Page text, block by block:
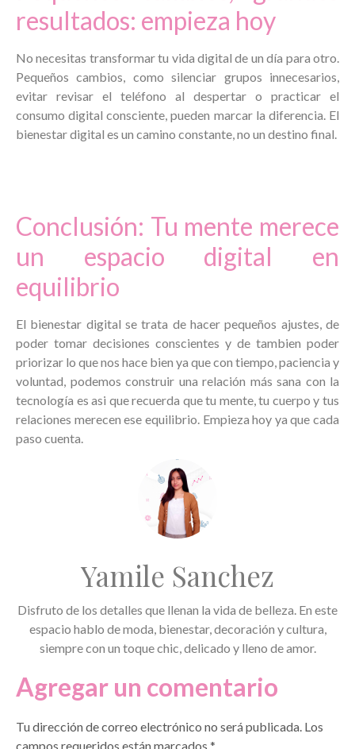
resultados: empieza hoy
No necesitas transformar tu vida digital de un día para otro.
Pequeños cambios, como silenciar grupos innecesarios,
evitar revisar el teléfono al despertar o practicar el
consumo digital consciente, pueden marcar la diferencia. El
bienestar digital es un camino constante, no un destino final.
Conclusión: Tu mente merece
un espacio digital en
equilibrio
El bienestar digital se trata de hacer pequeños ajustes, de
poder tomar decisiones conscientes y de tambien poder
priorizar lo que nos hace bien ya que con tiempo, paciencia y
voluntad, podemos construir una relación más sana con la
tecnología es asi que recuerda que tu mente, tu cuerpo y tus
relaciones merecen ese equilibrio. Empieza hoy ya que cada
paso cuenta.
Yamile Sanchez
Disfruto de los detalles que llenan la vida de belleza. En este
espacio hablo de moda, bienestar, decoración y cultura,
siempre con un toque chic, delicado y lleno de amor.
Agregar un comentario
Tu dirección de correo electrónico no será publicada. Los
campos requeridos están marcados *